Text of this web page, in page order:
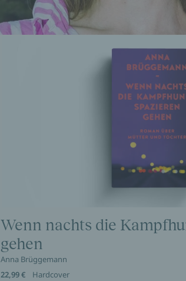
Wenn nachts die
gehen
Anna Brüggemann
22,99 €
Hardcover